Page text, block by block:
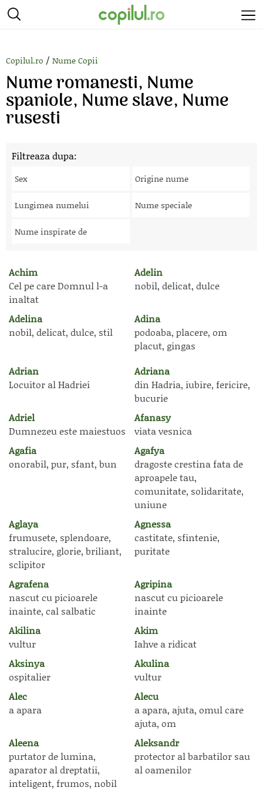
Copilul.ro / Nume Copii
Nume romanesti, Nume
spaniole, Nume slave, Nume
rusesti
Filtreaza dupa:
Sex Origine nume
Lungimea numelui Nume speciale
Nume inspirate de
Achim
Cel pe care Domnul l-a
inaltat
Adelin
nobil, delicat, dulce
Adelina
nobil, delicat, dulce, stil
Adina
podoaba, placere, om
placut, gingas
Adrian
Locuitor al Hadriei
Adriana
din Hadria, iubire, fericire,
bucurie
Adriel
Dumnezeu este maiestuos
Afanasy
viata vesnica
Agafia
onorabil, pur, sfant, bun
Agafya
dragoste crestina fata de
aproapele tau,
comunitate, solidaritate,
uniune
Aglaya
frumusete, splendoare,
stralucire, glorie, briliant,
sclipitor
Agnessa
castitate, sfintenie,
puritate
Agrafena
nascut cu picioarele
inainte, cal salbatic
Agripina
nascut cu picioarele
inainte
Akilina
vultur
Akim
Iahve a ridicat
Aksinya
ospitalier
Akulina
vultur
Alec
a apara
Alecu
a apara, ajuta, omul care
ajuta, om
Aleena
purtator de lumina,
aparator al dreptatii,
inteligent, frumos, nobil
Aleksandr
protector al barbatilor sau
al oamenilor